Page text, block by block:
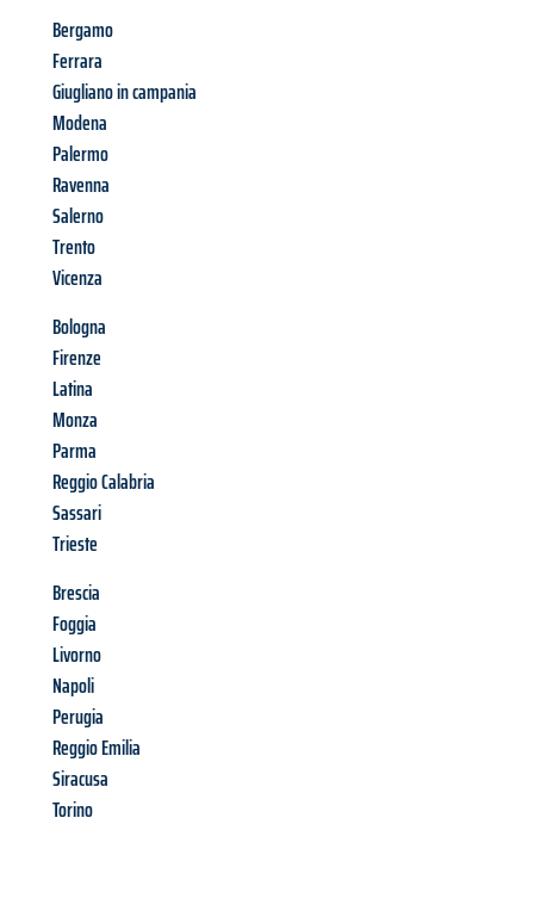
Bergamo
Ferrara
Giugliano in campania
Modena
Palermo
Ravenna
Salerno
Trento
Vicenza
Bologna
Firenze
Latina
Monza
Parma
Reggio Calabria
Sassari
Trieste
Brescia
Foggia
Livorno
Napoli
Perugia
Reggio Emilia
Siracusa
Torino